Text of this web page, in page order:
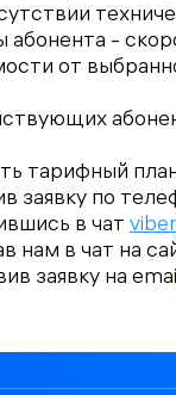
абонента -
от
тарифный
заявку по
в чат viber
нам в чат на
заявку на